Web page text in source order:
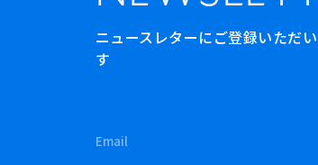
ニュースレターにご登録いただ
す